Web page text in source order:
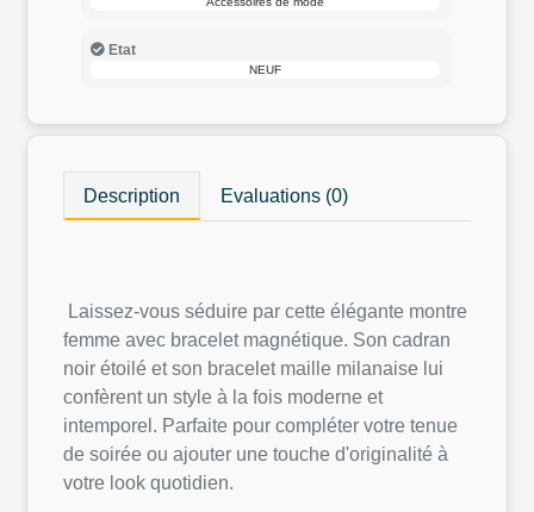
Etat
NEUF
Description Evaluations (0)
Laissez-vous séduire par cette élégante montre
femme avec bracelet magnétique. Son cadran
noir étoilé et son bracelet maille milanaise lui
confèrent un style à la fois moderne et
intemporel. Parfaite pour compléter votre tenue
de soirée ou ajouter une touche d'originalité à
votre look quotidien.